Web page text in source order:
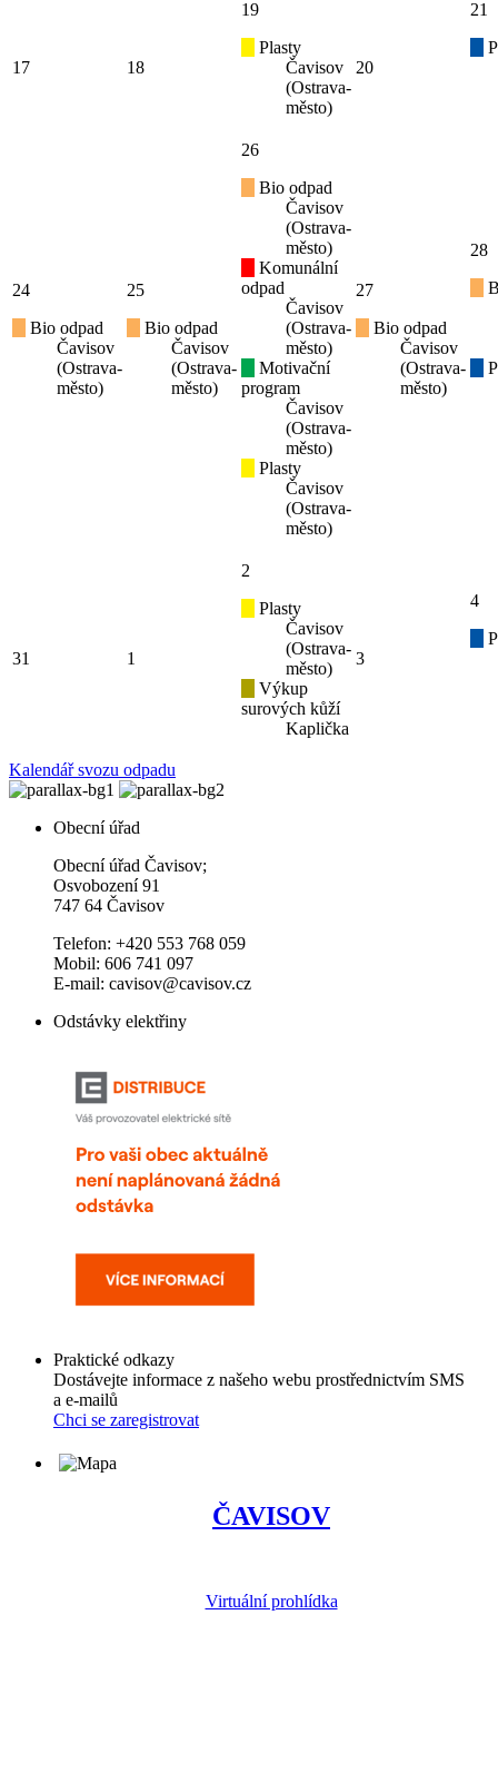
17 18
19
Plasty
Čavisov
(Ostrava-
město)
20
21
24
Bio odpad
Čavisov
(Ostrava-
město)
25
Bio odpad
Čavisov
(Ostrava-
město)
26
Bio odpad
Čavisov
(Ostrava-
město)
Komunální
odpad
Čavisov
(Ostrava-
město)
Motivační
program
Čavisov
(Ostrava-
město)
Plasty
Čavisov
(Ostrava-
město)
27
Bio odpad
Čavisov
(Ostrava-
město)
28
31 1
2
Plasty
Čavisov
(Ostrava-
město)
Výkup
surových kůží
Kaplička
3
4
Kalendář svozu odpadu
Obecní úřad
Obecní úřad Čavisov;
Osvobození 91
747 64 Čavisov
Telefon: +420 553 768 059
Mobil: 606 741 097
E-mail: cavisov@cavisov.cz
Odstávky elektřiny
Praktické odkazy
Dostávejte informace z našeho webu prostřednictvím SMS
a e-mailů
Chci se zaregistrovat
ČAVISOV
Virtuální prohlídka